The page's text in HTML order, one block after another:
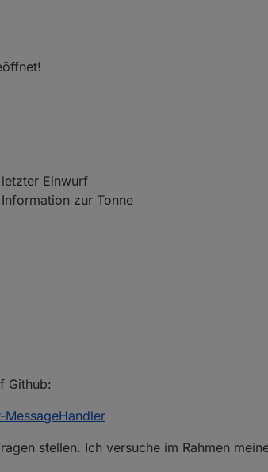
Einwurf
zur Tonne
Github:
stellen. Ich versuche im Rahmen